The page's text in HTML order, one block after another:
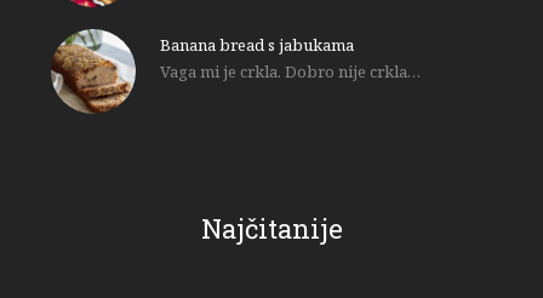
Banana bread s jabukama
Vaga mi je crkla. Dobro nije crkla…
Najčitanije